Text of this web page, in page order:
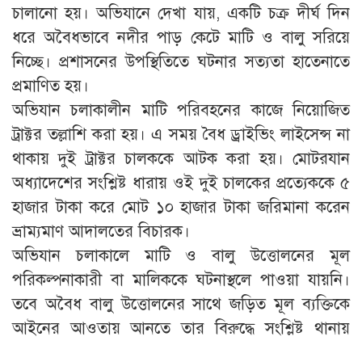
চালানো হয়। অভিযানে দেখা যায়, একটি চক্র দীর্ঘ দিন
ধরে অবৈধভাবে নদীর পাড় কেটে মাটি ও বালু সরিয়ে
নিচ্ছে। প্রশাসনের উপস্থিতিতে ঘটনার সত্যতা হাতেনাতে
প্রমাণিত হয়।
​অভিযান চলাকালীন মাটি পরিবহনের কাজে নিয়োজিত
ট্রাক্টর তল্লাশি করা হয়। এ সময় বৈধ ড্রাইভিং লাইসেন্স না
থাকায় দুই ট্রাক্টর চালককে আটক করা হয়। মোটরযান
অধ্যাদেশের সংশ্লিষ্ট ধারায় ওই দুই চালকের প্রত্যেককে ৫
হাজার টাকা করে মোট ১০ হাজার টাকা জরিমানা করেন
ভ্রাম্যমাণ আদালতের বিচারক।
অভিযান চলাকালে মাটি ও বালু উত্তোলনের মূল
পরিকল্পনাকারী বা মালিককে ঘটনাস্থলে পাওয়া যায়নি।
তবে অবৈধ বালু উত্তোলনের সাথে জড়িত মূল ব্যক্তিকে
আইনের আওতায় আনতে তার বিরুদ্ধে সংশ্লিষ্ট থানায়